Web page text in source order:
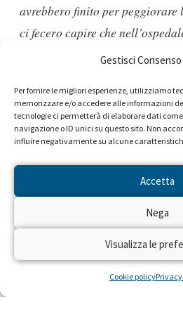
Gestisci
Per fornire le migliori esperienze, utilizziamo
memorizzare e/o accedere alle informazioni
tecnologie ci permetterà di elaborare dati
navigazione o ID unici su questo sito. Non
influire negativamente su alcune
Accetta
Nega
Visualizza le
Cookie policy
avrebbero finito per peggiorare
ci fecero capire che
non era ancora disponibile la
vedermi così debole e
palestra che faceva al caso mio
allenarmi tre giorni a settimana.
recuperato le forze e ora, a
riesco a correre, a saltare, a
soprattutto non ho più paura di
Rimettersi in forma e ritrovare
primi pensieri di chi si sta
il gonfiore dovuto al cortisone e